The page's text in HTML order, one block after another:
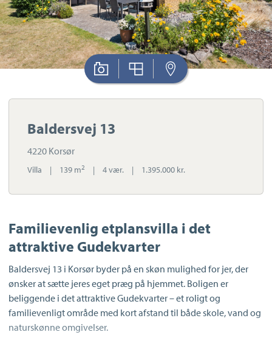
Baldersvej 13
4220 Korsør
Villa | 139 m2 | 4 vær. | 1.395.000 kr.
Familievenlig etplansvilla i det
attraktive Gudekvarter
Baldersvej 13 i Korsør byder på en skøn mulighed for jer, der
ønsker at sætte jeres eget præg på hjemmet. Boligen er
beliggende i det attraktive Gudekvarter – et roligt og
familievenligt område med kort afstand til både skole, vand og
naturskønne omgivelser.